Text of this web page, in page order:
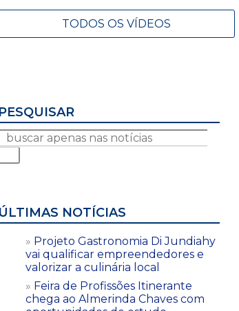
TODOS OS VÍDEOS
PESQUISAR
ÚLTIMAS NOTÍCIAS
Projeto Gastronomia Di Jundiahy
vai qualificar empreendedores e
valorizar a culinária local
Feira de Profissões Itinerante
chega ao Almerinda Chaves com